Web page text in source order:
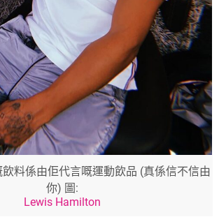
料係由佢代言嘅運動飲品 (真係信不信由
你) 圖:
Lewis Hamilton